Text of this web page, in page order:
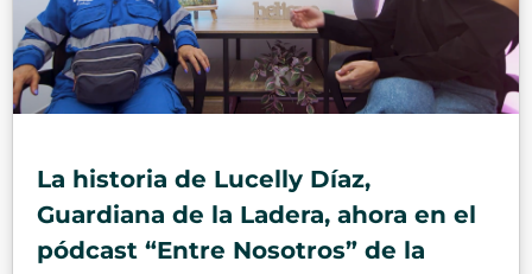
La historia de Lucelly Díaz,
Guardiana de la Ladera, ahora en el
pódcast “Entre Nosotros” de la